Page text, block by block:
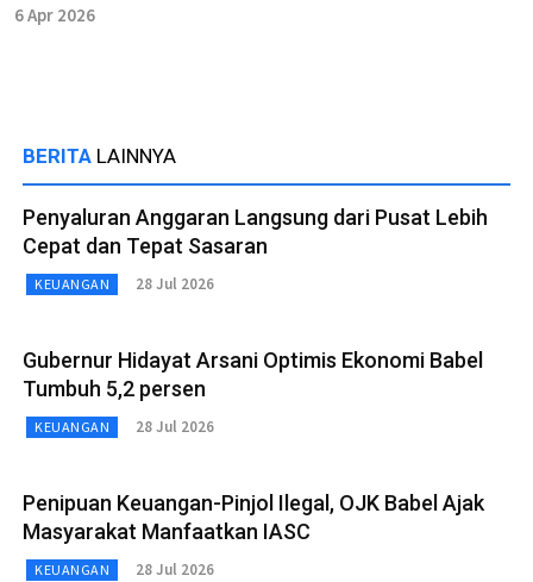
6 Apr 2026
BERITA LAINNYA
Penyaluran Anggaran Langsung dari Pusat Lebih
Cepat dan Tepat Sasaran
KEUANGAN 28 Jul 2026
Gubernur Hidayat Arsani Optimis Ekonomi Babel
Tumbuh 5,2 persen
KEUANGAN 28 Jul 2026
Penipuan Keuangan-Pinjol Ilegal, OJK Babel Ajak
Masyarakat Manfaatkan IASC
KEUANGAN 28 Jul 2026